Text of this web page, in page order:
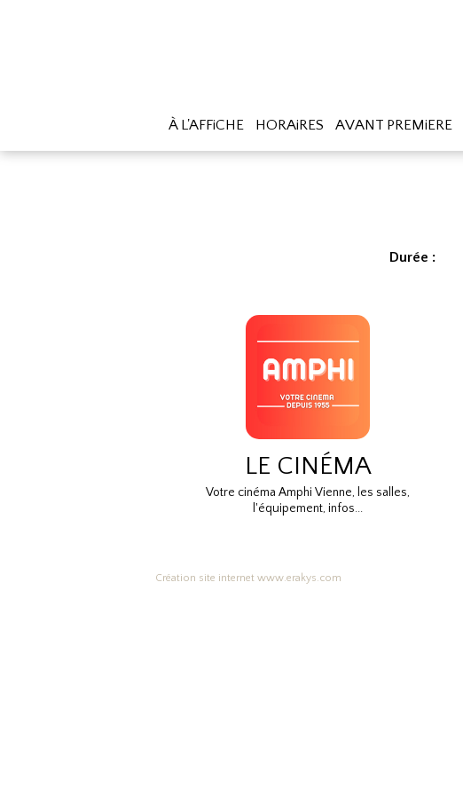
À L'AFFiCHE HORAiRES AVANT PREMiERE
Durée :
LE CINÉMA
Votre cinéma Amphi Vienne, les salles,
l'équipement, infos...
Création site internet www.erakys.com